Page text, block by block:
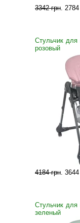
3342 грн. 2784
Стульчик
розовый
4184 грн. 3644
Стульчик для
зеленый